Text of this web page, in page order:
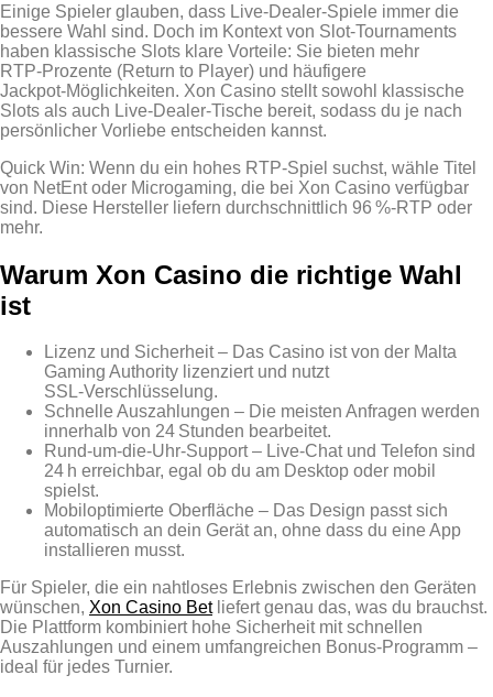
Einige Spieler glauben, dass Live‑Dealer‑Spiele immer die
bessere Wahl sind. Doch im Kontext von Slot‑Tournaments
haben klassische Slots klare Vorteile: Sie bieten mehr
RTP‑Prozente (Return to Player) und häufigere
Jackpot‑Möglichkeiten. Xon Casino stellt sowohl klassische
Slots als auch Live‑Dealer‑Tische bereit, sodass du je nach
persönlicher Vorliebe entscheiden kannst.
Quick Win: Wenn du ein hohes RTP‑Spiel suchst, wähle Titel
von NetEnt oder Microgaming, die bei Xon Casino verfügbar
sind. Diese Hersteller liefern durchschnittlich 96 %‑RTP oder
mehr.
Warum Xon Casino die richtige Wahl
ist
Lizenz und Sicherheit – Das Casino ist von der Malta
Gaming Authority lizenziert und nutzt
SSL‑Verschlüsselung.
Schnelle Auszahlungen – Die meisten Anfragen werden
innerhalb von 24 Stunden bearbeitet.
Rund‑um‑die‑Uhr‑Support – Live‑Chat und Telefon sind
24 h erreichbar, egal ob du am Desktop oder mobil
spielst.
Mobiloptimierte Oberfläche – Das Design passt sich
automatisch an dein Gerät an, ohne dass du eine App
installieren musst.
Für Spieler, die ein nahtloses Erlebnis zwischen den Geräten
wünschen, Xon Casino Betliefert genau das, was du brauchst.
Die Plattform kombiniert hohe Sicherheit mit schnellen
Auszahlungen und einem umfangreichen Bonus‑Programm –
ideal für jedes Turnier.